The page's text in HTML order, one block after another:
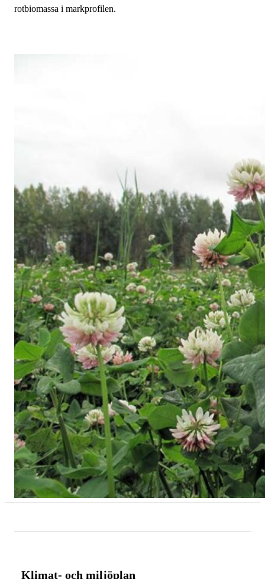
rotbiomassa i markprofilen.
Klimat- och miljöplan